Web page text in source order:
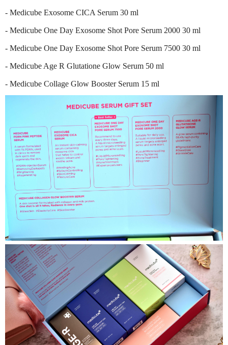
- Medicube Exosome CICA Serum 30 ml
- Medicube One Day Exosome Shot Pore Serum 2000 30 ml
- Medicube One Day Exosome Shot Pore Serum 7500 30 ml
- Medicube Age R Glutatione Glow Serum 50 ml
- Medicube Collage Glow Booster Serum 15 ml